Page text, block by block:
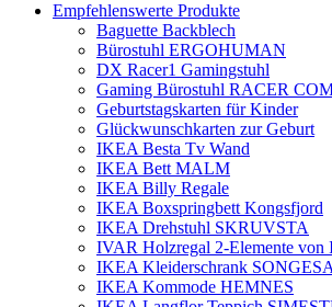
Empfehlenswerte Produkte
Baguette Backblech
Bürostuhl ERGOHUMAN
DX Racer1 Gamingstuhl
Gaming Bürostuhl RACER
Geburtstagskarten für Kinder
Glückwunschkarten zur Geburt
IKEA Besta Tv Wand
IKEA Bett MALM
IKEA Billy Regale
IKEA Boxspringbett Kongsfjord
IKEA Drehstuhl SKRUVSTA
IVAR Holzregal 2-Elemente von
IKEA Kleiderschrank
IKEA Kommode HEMNES